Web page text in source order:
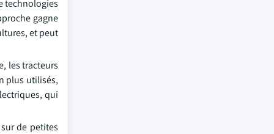
technologies
gagne
et peut
les tracteurs
plus utilisés,
qui
de petites